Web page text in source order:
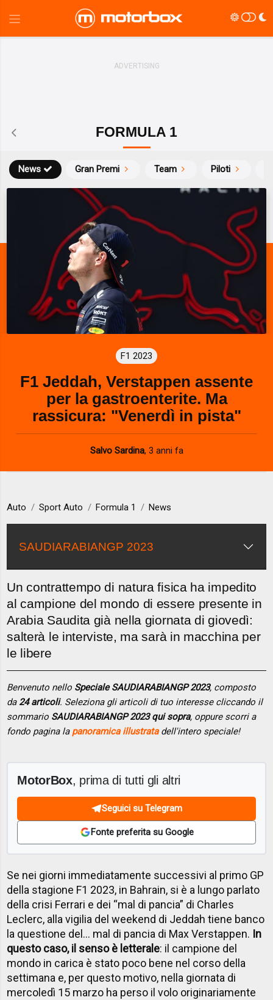
FORMULA 1
News Gran Premi Team Piloti
F1 2023
F1 Jeddah, Verstappen assente
per la gastroenterite. Ma
rassicura: "Venerdì in pista"
Salvo Sardina, 3 anni fa
Auto Sport Auto Formula 1 News
SAUDIARABIANGP 2023
Un contrattempo di natura fisica ha impedito
al campione del mondo di essere presente in
Arabia Saudita già nella giornata di giovedì:
salterà le interviste, ma sarà in macchina per
le libere
Benvenuto nello Speciale SAUDIARABIANGP 2023, composto
da 24 articoli. Seleziona gli articoli di tuo interesse cliccando il
sommario SAUDIARABIANGP 2023 qui sopra, oppure scorri a
fondo pagina la panoramica illustratadell'intero speciale!
MotorBox, prima di tutti gli altri
Seguici su Telegram
Fonte preferita su Google
Se nei giorni immediatamente successivi al primo GP
della stagione F1 2023, in Bahrain, si è a lungo parlato
della crisi Ferrari e dei “mal di pancia” di Charles
Leclerc, alla vigilia del weekend di Jeddah tiene banco
la questione del… mal di pancia di Max Verstappen. In
questo caso, il senso è letterale: il campione del
mondo in carica è stato poco bene nel corso della
settimana e, per questo motivo, nella giornata di
mercoledì 15 marzo ha perso il volo originariamente